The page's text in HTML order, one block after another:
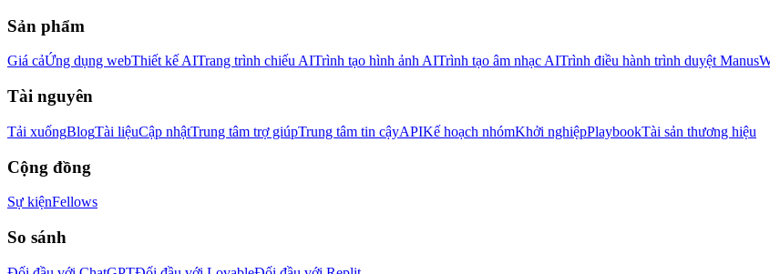
Sản phẩm
Giá cảỨng dụng webThiết kế AITrang trình chiếu AITrình tạo hình ảnh AITrình tạo âm nhạc AITrình điều hành trình duyệt Manus
Tài nguyên
Tải xuốngBlogTài liệuCập nhậtTrung tâm trợ giúpTrung tâm tin cậyAPIKế hoạch nhómKhởi nghiệpPlaybookTài sản thương hiệu
Cộng đồng
Sự kiệnFellows
So sánh